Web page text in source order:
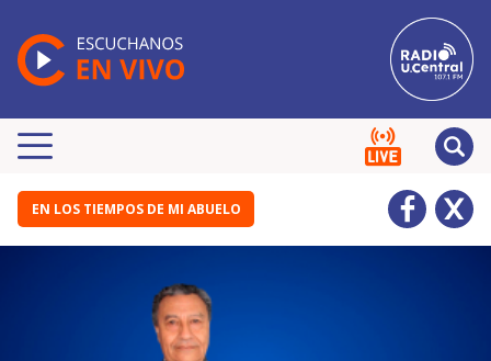
EN LOS TIEMPOS DE MI ABUELO